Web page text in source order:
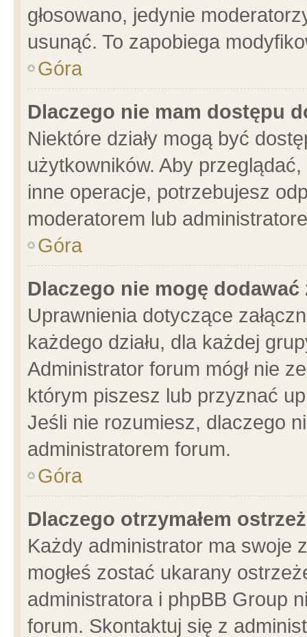
głosowano, jedynie
usunąć. To zapobiega
Góra
Dlaczego nie mam dostępu
Niektóre działy mogą być
użytkowników. Aby
inne operacje, potrzebujesz
moderatorem lub
Góra
Dlaczego nie mogę dodawać
Uprawnienia dotyczące
każdego działu, dla każdej
Administrator forum mógł nie
którym piszesz lub przyznać
Jeśli nie rozumiesz, dlaczego
administratorem forum.
Góra
Dlaczego otrzymałem
Każdy administrator ma swoje
mogłeś zostać ukarany
administratora i phpBB Group
forum. Skontaktuj się z